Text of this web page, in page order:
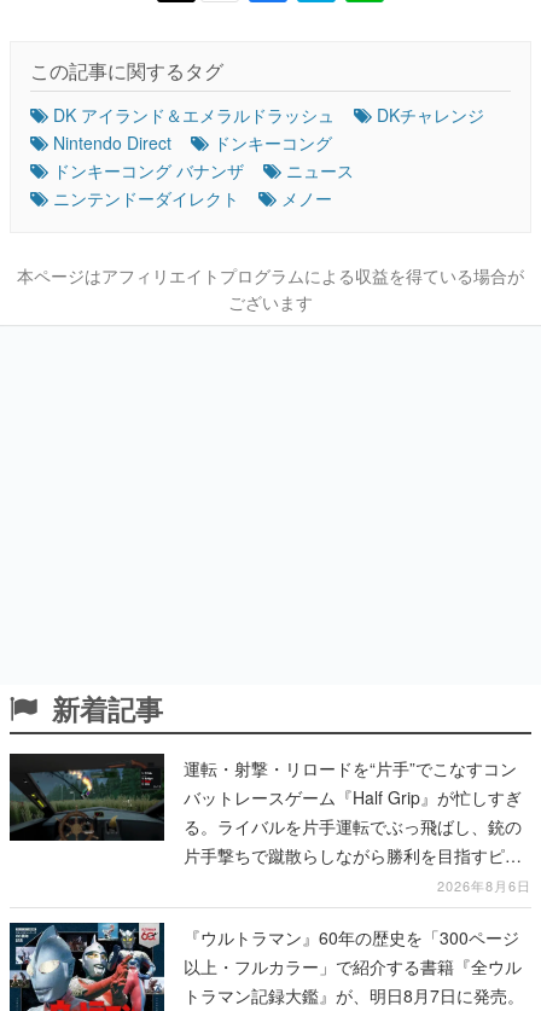
この記事に関するタグ
DK アイランド＆エメラルドラッシュ
DKチャレンジ
Nintendo Direct
ドンキーコング
ドンキーコング バナンザ
ニュース
ニンテンドーダイレクト
メノー
本ページはアフィリエイトプログラムによる収益を得ている場合が
ございます
新着記事
運転・射撃・リロードを“片手”でこなすコン
バットレースゲーム『Half Grip』が忙しすぎ
る。ライバルを片手運転でぶっ飛ばし、銃の
片手撃ちで蹴散らしながら勝利を目指すピク
2026年8月6日
『ウルトラマン』60年の歴史を「300ページ
以上・フルカラー」で紹介する書籍『全ウル
トラマン記録大鑑』が、明日8月7日に発売。